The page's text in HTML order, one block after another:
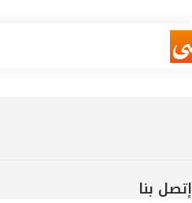
إتصل بنا